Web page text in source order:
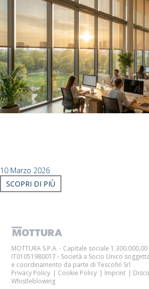
10 Marzo 2026
SCOPRI DI PIÙ
MOTTURA S.P.A. - Capitale sociale 1.300.000,00
IT01051980017 - Società a Socio Unico
e coordinamento da parte di Tescofin Srl
Privacy Policy
Cookie Policy Imprint
Whistleblowing